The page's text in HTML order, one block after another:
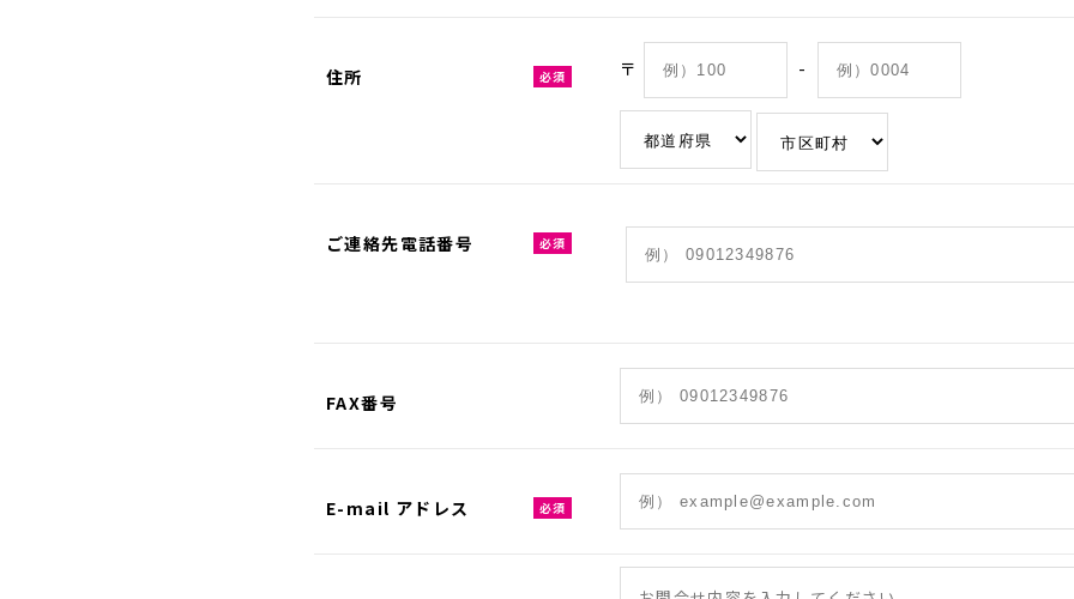
住所 必須 〒 -
ご連絡先電話番号 必須
FAX番号
E-mail アドレス 必須